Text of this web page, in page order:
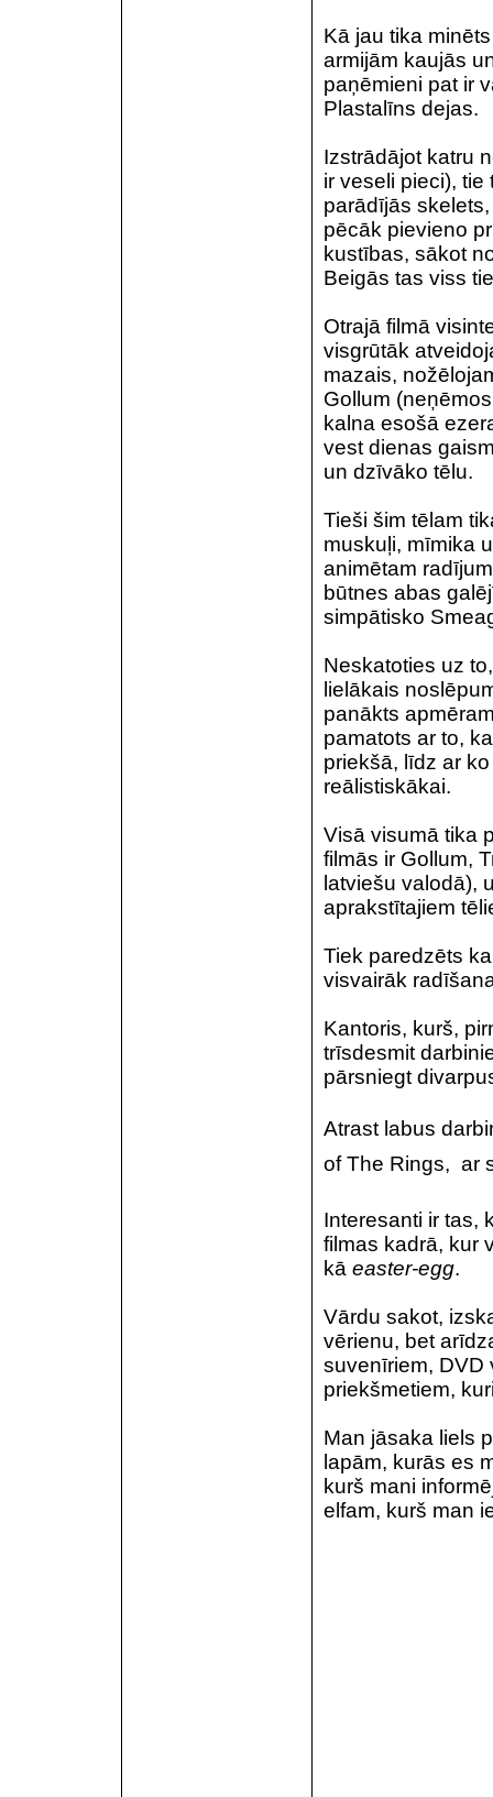
Kā jau tika
armijām kaujās
paņēmieni pat ir
Plastalīns dejas.
Izstrādājot katru
ir veseli pieci),
parādījās
pēcāk pievieno
kustības, sākot
Beigās tas viss
Otrajā filmā
visgrūtāk
mazais,
Gollum
kalna esošā
vest dienas
un dzīvāko tēlu.
Tieši šim tēlam
muskuļi, mīmika
animētam
būtnes abas
simpātisko
Neskatoties uz
lielākais
panākts
pamatots ar to,
priekšā, līdz ar
reālistiskākai.
Visā visumā tika
filmās ir Gollum,
latviešu valodā),
aprakstītajiem
Tiek paredzēts
visvairāk
Kantoris, kurš,
trīsdesmit
pārsniegt
Atrast labus
of The Rings, 
Interesanti ir tas,
filmas kadrā, kur
kā easter-egg.
Vārdu sakot,
vērienu, bet
suvenīriem, DVD
priekšmetiem,
Man jāsaka liels
lapām, kurās es
kurš mani
elfam, kurš man